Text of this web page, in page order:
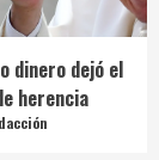
dinero dejó el
herencia